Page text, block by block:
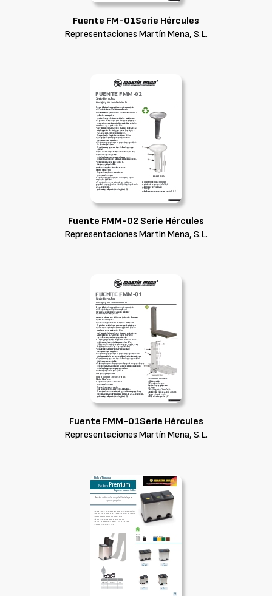
Fuente FM-01Serie Hércules
Representaciones Martín Mena, S.L.
Fuente FMM-02 Serie Hércules
Representaciones Martín Mena, S.L.
Fuente FMM-01Serie Hércules
Representaciones Martín Mena, S.L.